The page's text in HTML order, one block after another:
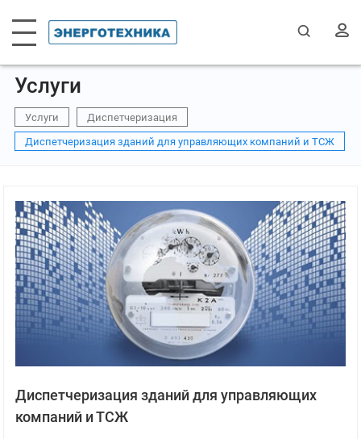
Услуги
Услуги
Диспетчеризация
Диспетчеризация зданий для управляющих компаний и ТСЖ
Диспетчеризация зданий для управляющих
компаний и ТСЖ